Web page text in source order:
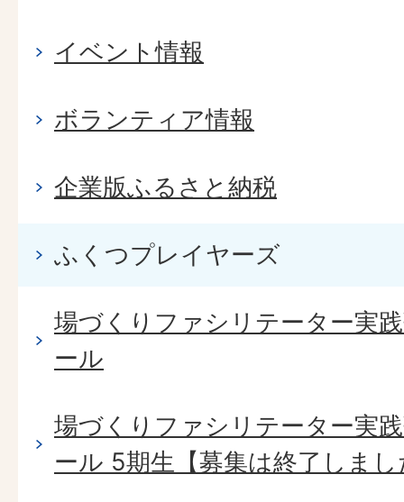
イベント情報
ボランティア情報
企業版ふるさと納税
ふくつプレイヤーズ
場づくりファシリテーター実
ール
場づくりファシリテーター実
ール 5期生【募集は終了しま